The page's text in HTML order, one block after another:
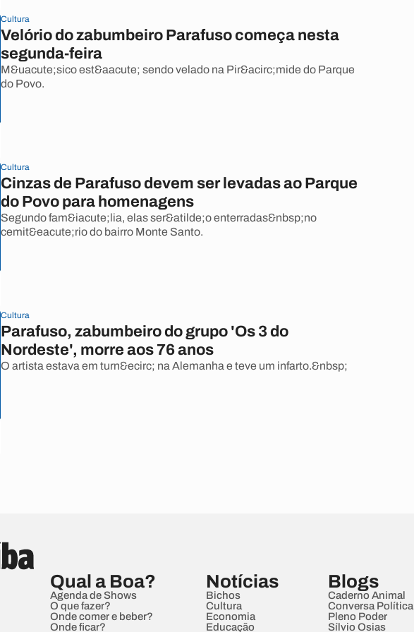
Cultura
Velório do zabumbeiro Parafuso começa nesta
segunda-feira
M&uacute;sico est&aacute; sendo velado na Pir&acirc;mide do Parque
do Povo.
Cultura
Cinzas de Parafuso devem ser levadas ao Parque
do Povo para homenagens
Segundo fam&iacute;lia, elas ser&atilde;o enterradas&nbsp;no
cemit&eacute;rio do bairro Monte Santo.
Cultura
Parafuso, zabumbeiro do grupo 'Os 3 do
Nordeste', morre aos 76 anos
O artista estava em turn&ecirc; na Alemanha e teve um infarto.&nbsp;
Qual a Boa?
Agenda de Shows
O que fazer?
Onde comer e beber?
Onde ficar?
Notícias
Bichos
Cultura
Economia
Educação
Blogs
Caderno Animal
Conversa Política
Pleno Poder
Sílvio Osias